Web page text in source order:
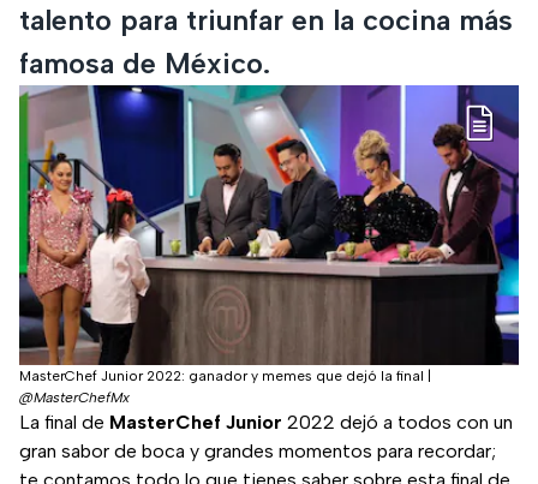
talento para triunfar en la cocina más
famosa de México.
MasterChef Junior 2022: ganador y memes que dejó la final
@MasterChefMx
La final de MasterChef Junior 2022 dejó a todos con un
gran sabor de boca y grandes momentos para recordar;